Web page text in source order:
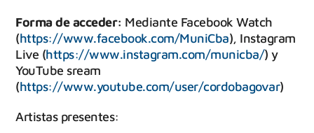
Forma de acceder: Mediante Facebook Watch
(https://www.facebook.com/MuniCba), Instagram
Live (https://www.instagram.com/municba/) y
YouTube sream
(https://www.youtube.com/user/cordobagovar)
Artistas presentes: